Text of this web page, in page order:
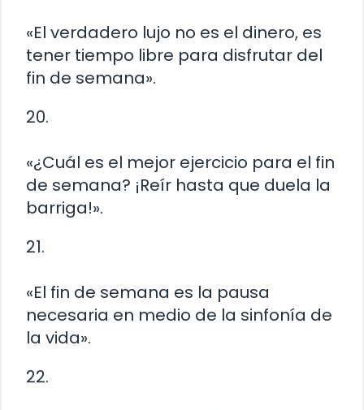
«El verdadero lujo no es el dinero, es
tener tiempo libre para disfrutar del
fin de semana».
20.
«¿Cuál es el mejor ejercicio para el fin
de semana? ¡Reír hasta que duela la
barriga!».
21.
«El fin de semana es la pausa
necesaria en medio de la sinfonía de
la vida».
22.